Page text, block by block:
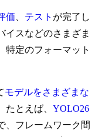
価 テスト が完了し
イスなどのさまざま
特定のフォーマット
モデルをさまざまな
たとえば、 YOLO26
、フレームワーク間